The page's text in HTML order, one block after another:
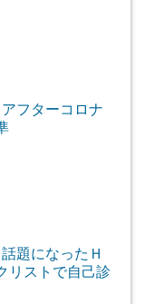
フターコロナ
題になったＨ
リストで自己診